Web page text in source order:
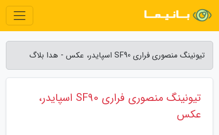
تیونینگ منصوری فراری SF90 اسپایدر، عکس - هدا بلاگ
تیونینگ منصوری فراری SF90 اسپایدر،
عکس